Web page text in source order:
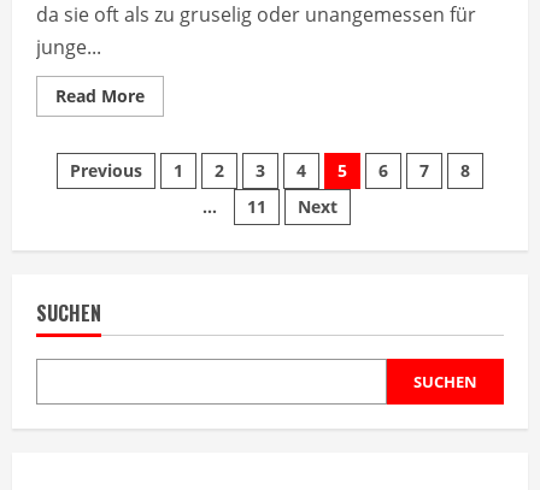
da sie oft als zu gruselig oder unangemessen für
junge...
Read MoreRead
more
für
Kinder:
Empfehlungen
Seitennummerierung
Previous 1 2 3 4 5 6 7
8
…
11 Next
SUCHEN
SUCHEN